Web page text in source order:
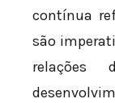
contínua
são
relações